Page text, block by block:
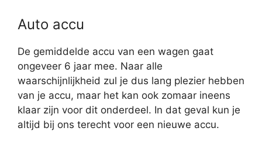
Auto accu
De gemiddelde accu van een wagen gaat
ongeveer 6 jaar mee. Naar alle
waarschijnlijkheid zul je dus lang plezier hebben
van je accu, maar het kan ook zomaar ineens
klaar zijn voor dit onderdeel. In dat geval kun je
altijd bij ons terecht voor een nieuwe accu.